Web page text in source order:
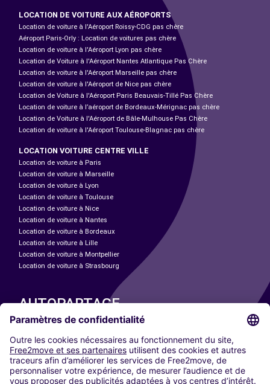
LOCATION DE VOITURE AUX AÉROPORTS
Location de voiture à l'Aéroport Roissy-CDG pas chère
Aéroport Paris-Orly : Location de voitures pas chère
Location de voiture à l'Aéroport Lyon pas chère
Location de Voiture à l'Aéroport Nantes Atlantique Pas Chère
Location de voiture à l'Aéroport Marseille pas chère
Location de voiture à l'Aéroport de Nice pas chère
Location de Voiture à l'Aéroport Paris Beauvais-Tillé Pas Chère
Location de voiture à l’aéroport de Bordeaux-Mérignac pas chère
Location de Voiture à l'Aéroport de Bâle-Mulhouse Pas Chère
Location de voiture à l'Aéroport Toulouse-Blagnac pas chère
LOCATION VOITURE CENTRE VILLE
Location de voiture à Paris
Location de voiture à Marseille
Location de voiture à Lyon
Location de voiture à Toulouse
Location de voiture à Nice
Location de voiture à Nantes
Location de voiture à Bordeaux
Location de voiture à Lille
Location de voiture à Montpellier
Location de voiture à Strasbourg
AUTOPARTAGE
Paris
Madrid
Washington DC
Milan